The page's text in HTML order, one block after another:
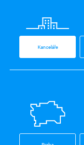
Kanceláře